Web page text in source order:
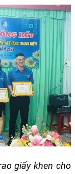
giấy khen cho